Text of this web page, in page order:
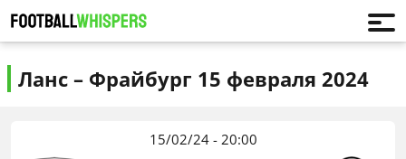
Ланс – Фрайбург 15 февраля 2024
15/02/24 - 20:00